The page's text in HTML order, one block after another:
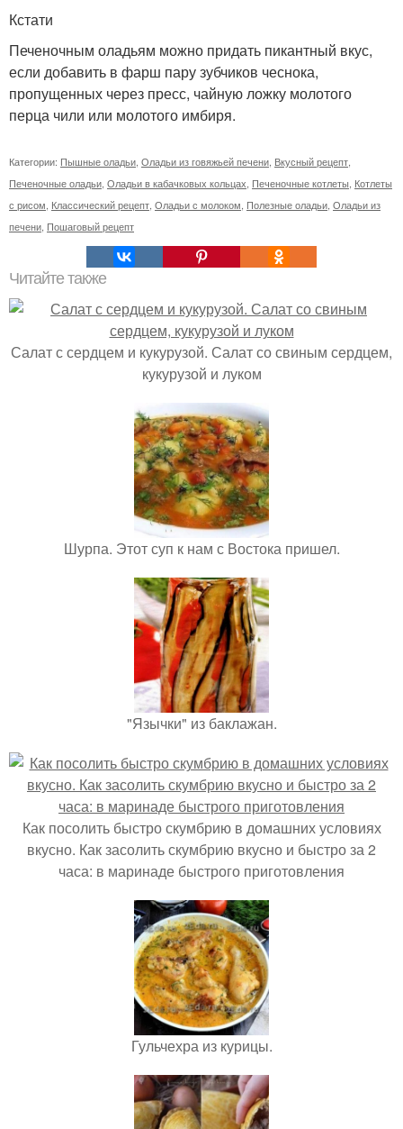
Кстати
Печеночным оладьям можно придать пикантный вкус,
если добавить в фарш пару зубчиков чеснока,
пропущенных через пресс, чайную ложку молотого
перца чили или молотого имбиря.
Категории: Пышные оладьи Оладьи из говяжьей печени Вкусный рецепт
Печеночные оладьи Оладьи в кабачковых кольцах Печеночные котлеты Котлеты
с рисом Классический рецепт Оладьи с молоком Полезные оладьи Оладьи из
печени Пошаговый рецепт
Читайте также
Салат с сердцем и кукурузой. Салат со свиным сердцем,
кукурузой и луком
Шурпа. Этот суп к нам с Востока пришел.
"Язычки" из баклажан.
Как посолить быстро скумбрию в домашних условиях
вкусно. Как засолить скумбрию вкусно и быстро за 2
часа: в маринаде быстрого приготовления
Гульчехра из курицы.